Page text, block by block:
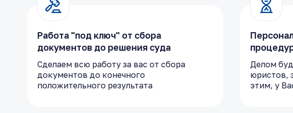
Работа "под ключ" от сбора
документов до решения суда
Сделаем всю работу за вас от сбора
документов до конечного
положительного результата
Делом
юристов,
этим, у